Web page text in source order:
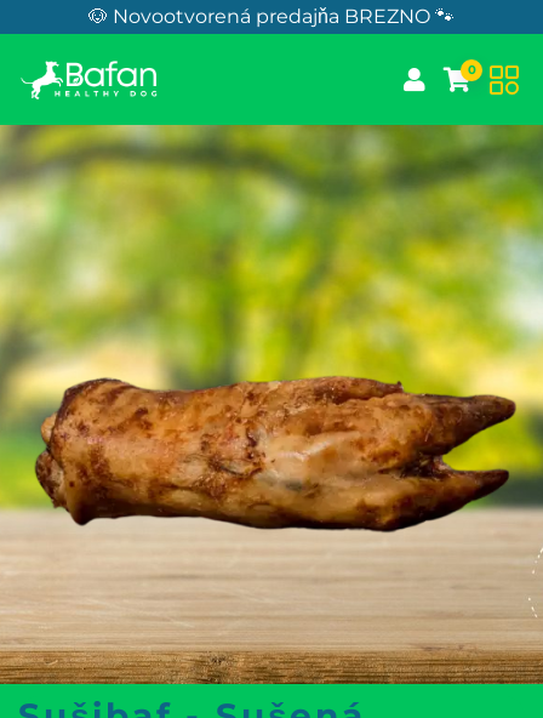
Skip to Content🐶 Novootvorená predajňa BREZNO 🐾
0